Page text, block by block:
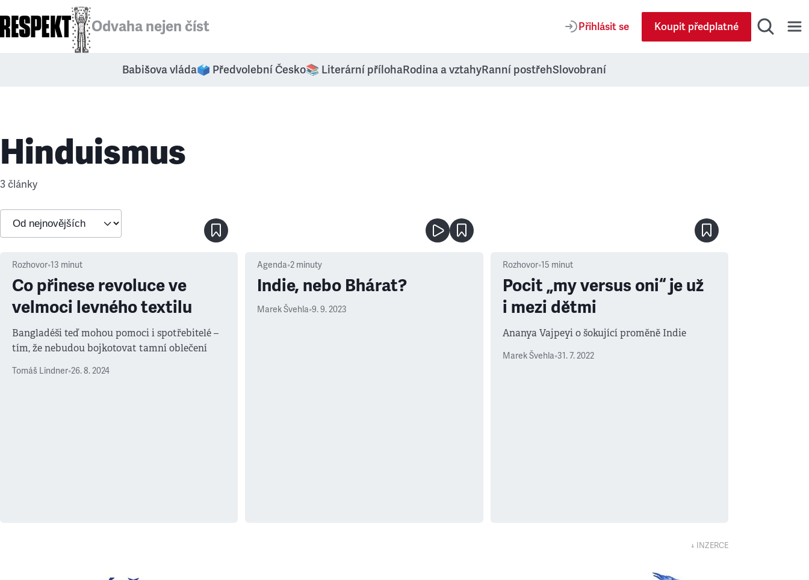
Odvaha nejen číst Přihlásit se Koupit předplatné
Babišova vláda🗳️ Předvolební Česko📚 Literární přílohaRodina a vztahyRanní postřehSlovobraní
Hinduismus
3 články
Rozhovor•13 minut
Co přinese revoluce ve
velmoci levného textilu
Bangladéši teď mohou pomoci i spotřebitelé –
tím, že nebudou bojkotovat tamní oblečení
Tomáš Lindner•26. 8. 2024
Agenda•2 minuty
Indie, nebo Bhárat?
Marek Švehla•9. 9. 2023
Rozhovor•15 minut
Pocit „my versus oni“ je už
i mezi dětmi
Ananya Vajpeyi o šokující proměně Indie
Marek Švehla•31. 7. 2022
↓ INZERCE